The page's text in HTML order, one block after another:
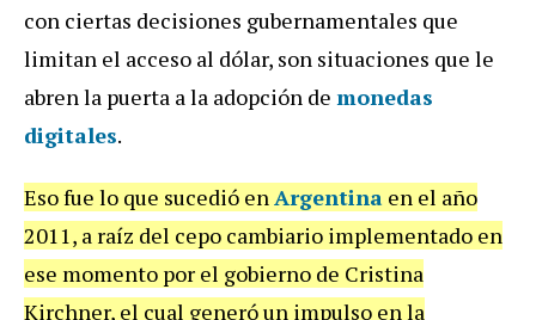
con ciertas decisiones gubernamentales que
limitan el acceso al dólar, son situaciones que le
abren la puerta a la adopción de monedas
digitales.
Eso fue lo que sucedió enArgentina en el año
2011, a raíz del cepo cambiario implementado en
ese momento por el gobierno de Cristina
Kirchner, el cual generó un impulso en la